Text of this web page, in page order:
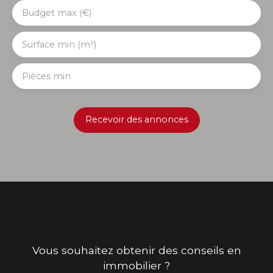
Budget max (€)
Surface min (m²)
Pièces min
Recevoir des annonces
Vous souhaitez obtenir des conseils en
immobilier ?